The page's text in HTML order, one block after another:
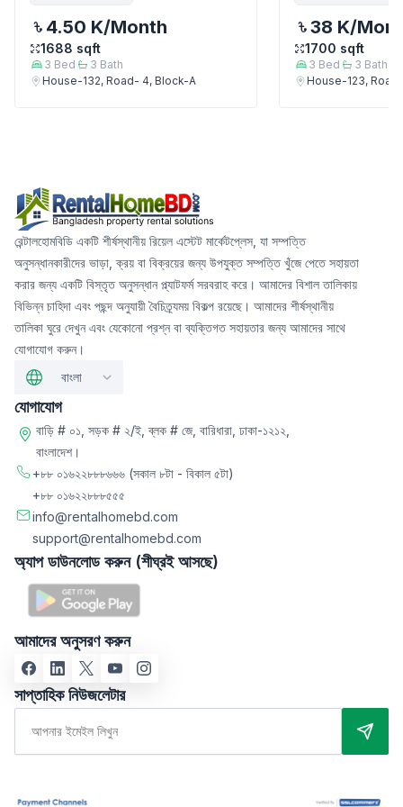
4.50 K/Month
1688 sqft
3 Bed 3 Bath
House-132, Road- 4, Block-A
38 K/
1700 sqft
3 Bed 3 Bath
House-123,
রেন্টালহোমবিডি একটি শীর্ষস্থানীয় রিয়েল এস্টেট মার্কেটপ্লেস, যা সম্পত্তি
অনুসন্ধানকারীদের ভাড়া, ক্রয় বা বিক্রয়ের জন্য উপযুক্ত সম্পত্তি খুঁজে পেতে সহায়তা
করার জন্য একটি বিস্তৃত অনুসন্ধান প্ল্যাটফর্ম সরবরাহ করে। আমাদের বিশাল তালিকায়
বিভিন্ন চাহিদা এবং পছন্দ অনুযায়ী বৈচিত্র্যময় বিকল্প রয়েছে। আমাদের শীর্ষস্থানীয়
তালিকা ঘুরে দেখুন এবং যেকোনো প্রশ্ন বা ব্যক্তিগত সহায়তার জন্য আমাদের সাথে
যোগাযোগ করুন।
বাংলা
যোগাযোগ
বাড়ি # ০১, সড়ক # ২/ই, ব্লক # জে, বারিধারা, ঢাকা-১২১২,
বাংলাদেশ।
+৮৮ ০১৬২২৮৮৮৬৬৬ (সকাল ৮টা - বিকাল ৫টা)
+৮৮ ০১৬২২৮৮৮৫৫৫
info@rentalhomebd.com
support@rentalhomebd.com
অ্যাপ ডাউনলোড করুন (শীঘ্রই আসছে)
আমাদের অনুসরণ করুন
সাপ্তাহিক নিউজলেটার